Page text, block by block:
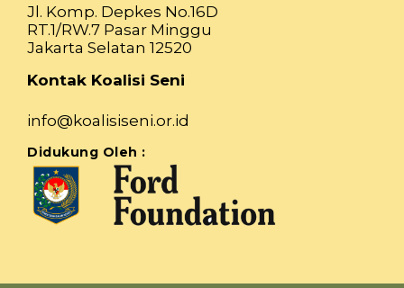
Jl. Komp. Depkes No.16D
RT.1/RW.7 Pasar Minggu
Jakarta Selatan 12520
Kontak Koalisi Seni
info@koalisiseni.or.id
Didukung Oleh :